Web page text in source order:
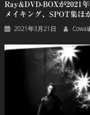
Ray&DVD-BOXが2021
メイキング、SPOT集ほ
2021年3月21日